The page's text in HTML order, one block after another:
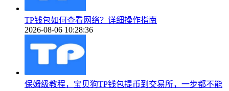
TP钱包如何查看网络？详细操作指南
2026-08-06 10:28:36
保姆级教程，宝贝狗TP钱包提币到交易所，一步都不能